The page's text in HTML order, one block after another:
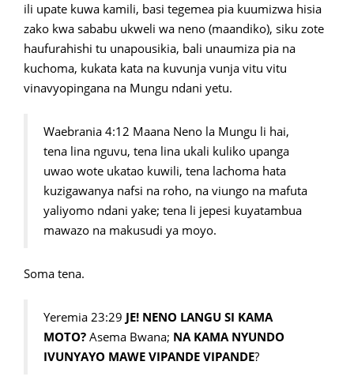
ili upate kuwa kamili, basi tegemea pia kuumizwa hisia
zako kwa sababu ukweli wa neno (maandiko), siku zote
haufurahishi tu unapousikia, bali unaumiza pia na
kuchoma, kukata kata na kuvunja vunja vitu vitu
vinavyopingana na Mungu ndani yetu.
Waebrania 4:12 Maana Neno la Mungu li hai,
tena lina nguvu, tena lina ukali kuliko upanga
uwao wote ukatao kuwili, tena lachoma hata
kuzigawanya nafsi na roho, na viungo na mafuta
yaliyomo ndani yake; tena li jepesi kuyatambua
mawazo na makusudi ya moyo.
Soma tena.
Yeremia 23:29 JE! NENO LANGU SI KAMA
MOTO? Asema Bwana; NA KAMA NYUNDO
IVUNYAYO MAWE VIPANDE VIPANDE?